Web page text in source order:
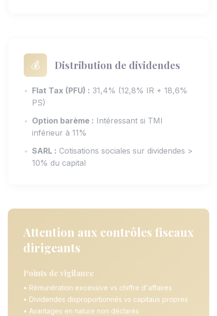
💰 Distribution de dividendes
• Flat Tax (PFU) : 31,4% (12,8% IR + 18,6%
PS)
• Option barème : Intéressant si TMI
inférieur à 11%
• SARL : Cotisations sociales sur dividendes >
10% du capital
Attention aux contrôles fiscaux
dirigeants
Points de vigilance
• Rémunération excessive vs chiffre d'affaires
• Dividendes disproportionnés vs capitaux propres
• Avantages en nature non déclarés